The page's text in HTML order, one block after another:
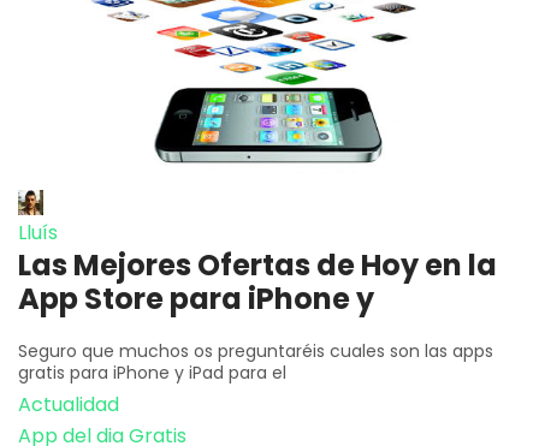
Lluís
Las Mejores Ofertas de Hoy en la
App Store para iPhone y
Seguro que muchos os preguntaréis cuales son las apps
gratis para iPhone y iPad para el
Actualidad
App del dia Gratis